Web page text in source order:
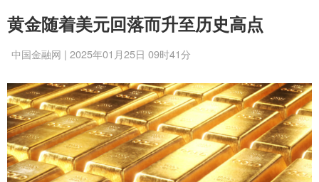
黄金随着美元回落而升至历史高点
中国金融网 | 2025年01月25日 09时41分